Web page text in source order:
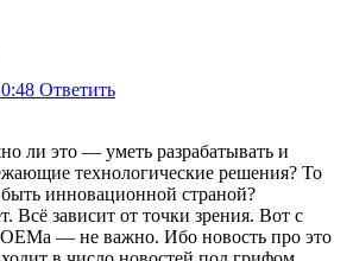
Ответить
ли это — уметь разрабатывать и
технологические решения? То
инновационной страной?
Всё зависит от точки зрения. Вот с
— не важно. Ибо новость про это